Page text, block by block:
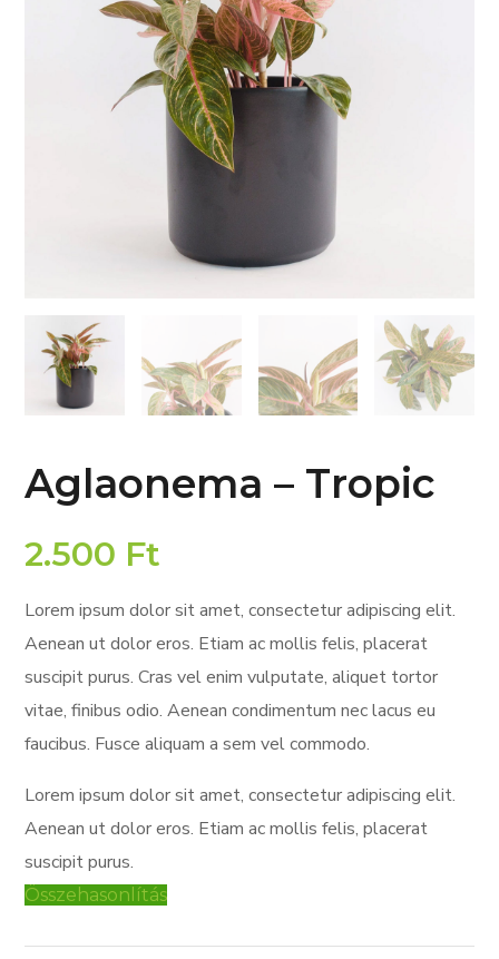
Aglaonema – Tropic
2.500 Ft
Lorem ipsum dolor sit amet, consectetur adipiscing elit.
Aenean ut dolor eros. Etiam ac mollis felis, placerat
suscipit purus. Cras vel enim vulputate, aliquet tortor
vitae, finibus odio. Aenean condimentum nec lacus eu
faucibus. Fusce aliquam a sem vel commodo.
Lorem ipsum dolor sit amet, consectetur adipiscing elit.
Aenean ut dolor eros. Etiam ac mollis felis, placerat
suscipit purus.
Összehasonlítás